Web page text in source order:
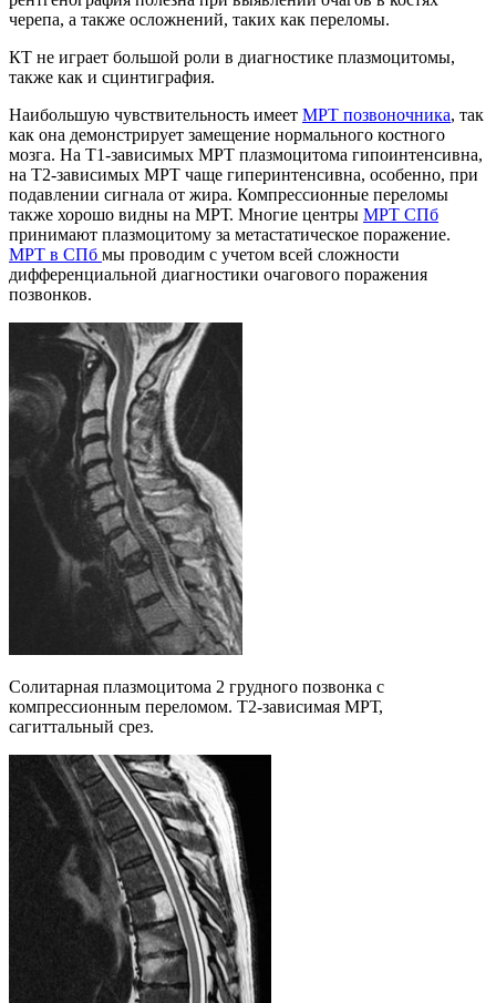
черепа, а также осложнений, таких как переломы.
КТ не играет большой роли в диагностике плазмоцитомы,
также как и сцинтиграфия.
Наибольшую чувствительность имеет МРТ позвоночника, так
как она демонстрирует замещение нормального костного
мозга. На Т1-зависимых МРТ плазмоцитома гипоинтенсивна,
на Т2-зависимых МРТ чаще гиперинтенсивна, особенно, при
подавлении сигнала от жира. Компрессионные переломы
также хорошо видны на МРТ. Многие центры МРТ СПб
принимают плазмоцитому за метастатическое поражение.
МРТ в СПб мы проводим с учетом всей сложности
дифференциальной диагностики очагового поражения
позвонков.
Солитарная плазмоцитома 2 грудного позвонка с
компрессионным переломом. Т2-зависимая МРТ,
сагиттальный срез.